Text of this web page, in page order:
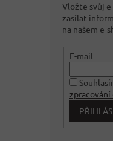
Vložte svůj
zasílat
na našem e-
E-mail